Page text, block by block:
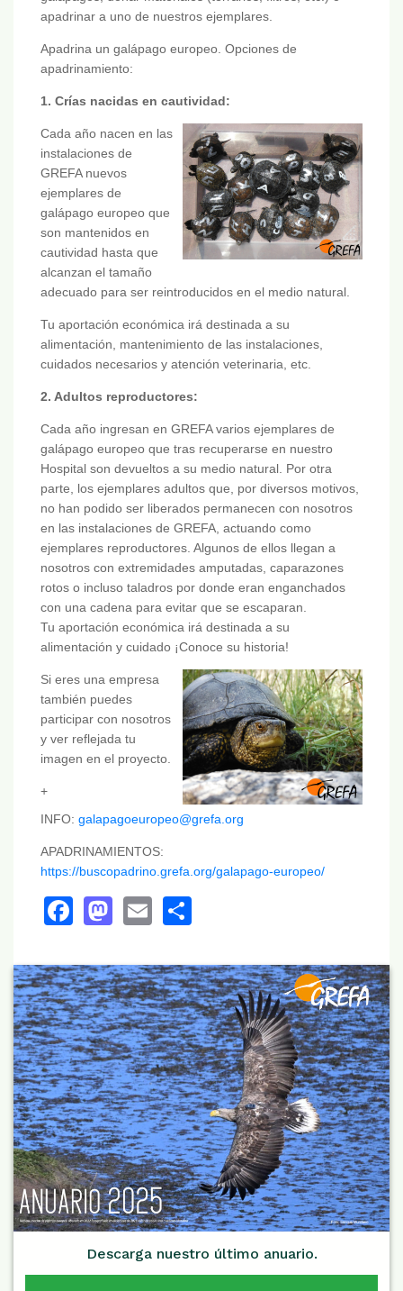
apadrinar a uno de nuestros ejemplares.
Apadrina un galápago europeo. Opciones de
apadrinamiento:
1. Crías nacidas en cautividad:
Cada año nacen en las
instalaciones de
GREFA nuevos
ejemplares de
galápago europeo que
son mantenidos en
cautividad hasta que
alcanzan el tamaño
adecuado para ser reintroducidos en el medio natural.
Tu aportación económica irá destinada a su
alimentación, mantenimiento de las instalaciones,
cuidados necesarios y atención veterinaria, etc.
2. Adultos reproductores:
Cada año ingresan en GREFA varios ejemplares de
galápago europeo que tras recuperarse en nuestro
Hospital son devueltos a su medio natural. Por otra
parte, los ejemplares adultos que, por diversos motivos,
no han podido ser liberados permanecen con nosotros
en las instalaciones de GREFA, actuando como
ejemplares reproductores. Algunos de ellos llegan a
nosotros con extremidades amputadas, caparazones
rotos o incluso taladros por donde eran enganchados
con una cadena para evitar que se escaparan.
Tu aportación económica irá destinada a su
alimentación y cuidado ¡Conoce su historia!
Si eres una empresa
también puedes
participar con nosotros
y ver reflejada tu
imagen en el proyecto.
+
INFO: galapagoeuropeo@grefa.org
APADRINAMIENTOS:
https://buscopadrino.grefa.org/galapago-europeo/
Facebook
Mastodon
Email
Descarga nuestro último anuario.